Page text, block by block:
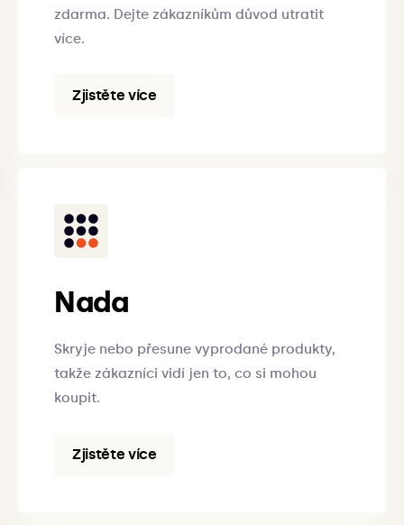
zdarma. Dejte zákazníkům důvod utratit
více.
Zjistěte více
Nada
Skryje nebo přesune vyprodané produkty,
takže zákazníci vidí jen to, co si mohou
koupit.
Zjistěte více